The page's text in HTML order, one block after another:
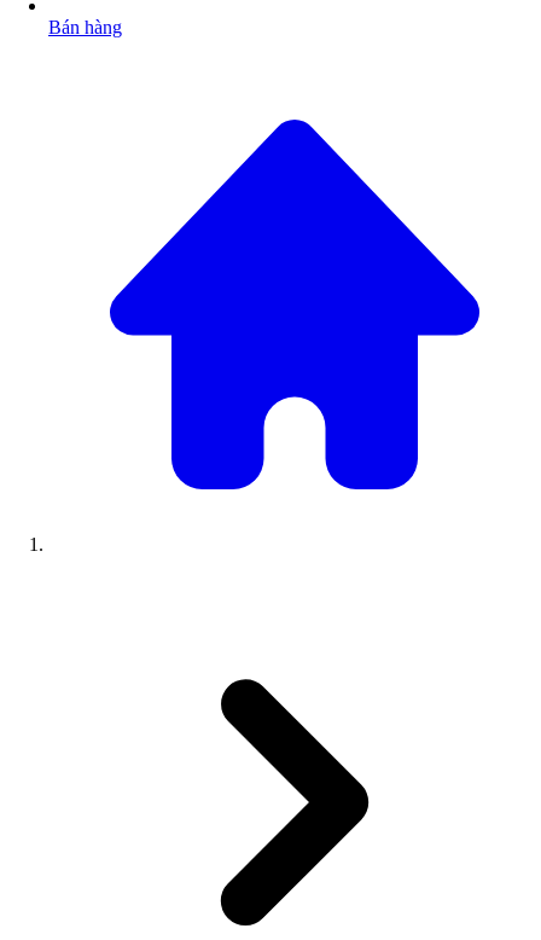
Bán hàng